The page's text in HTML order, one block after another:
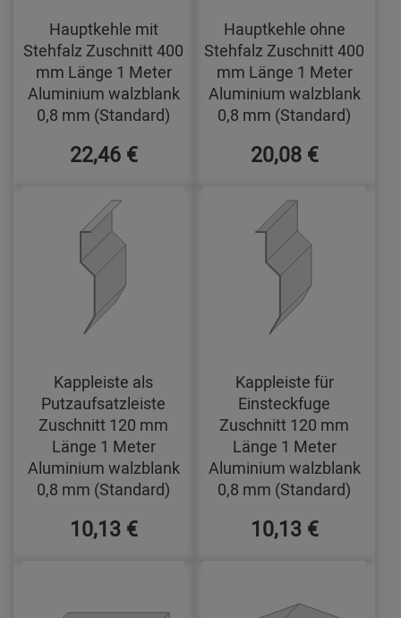
Hauptkehle mit
Stehfalz Zuschnitt 400
mm Länge 1 Meter
Aluminium walzblank
0,8 mm (Standard)
22,46 €
Hauptkehle ohne
Stehfalz Zuschnitt 400
mm Länge 1 Meter
Aluminium walzblank
0,8 mm (Standard)
20,08 €
Kappleiste als
Putzaufsatzleiste
Zuschnitt 120 mm
Länge 1 Meter
Aluminium walzblank
0,8 mm (Standard)
10,13 €
Kappleiste für
Einsteckfuge
Zuschnitt 120 mm
Länge 1 Meter
Aluminium walzblank
0,8 mm (Standard)
10,13 €